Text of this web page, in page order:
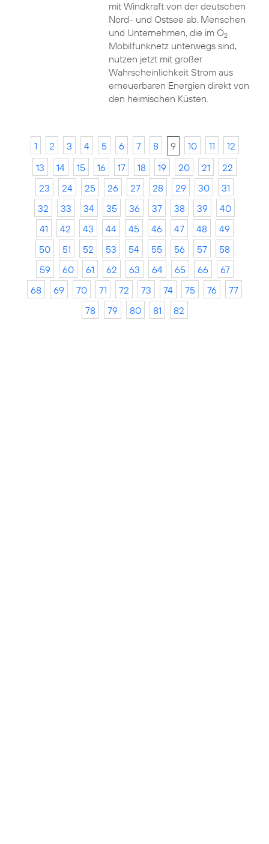
mit Windkraft von der deutschen
Nord- und Ostsee ab. Menschen
und Unternehmen, die im O2
Mobilfunknetz unterwegs sind,
nutzen jetzt mit großer
Wahrscheinlichkeit Strom aus
erneuerbaren Energien direkt von
den heimischen Küsten.
1 2 3 4 5 6 7 8 9 10 11
12
13
14 15 16 17 18 19 20 21
22
23
24 25 26 27 28 29 30
31
32
33 34 35 36 37 38 39
40
41
42 43 44 45 46 47 48
49
50
51 52 53 54 55 56 57
58
59
60 61 62 63 64 65 66
67
68
69 70 71 72 73 74 75 76
77
78
79 80 81 82